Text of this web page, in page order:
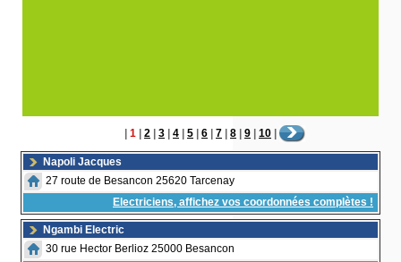
| 1 | 2 | 3 | 4 | 5 | 6 | 7 | 8 | 9 | 10 |
Napoli Jacques
27 route de Besancon 25620 Tarcenay
Electriciens, affichez vos coordonnées complètes !
Ngambi Electric
30 rue Hector Berlioz 25000 Besancon